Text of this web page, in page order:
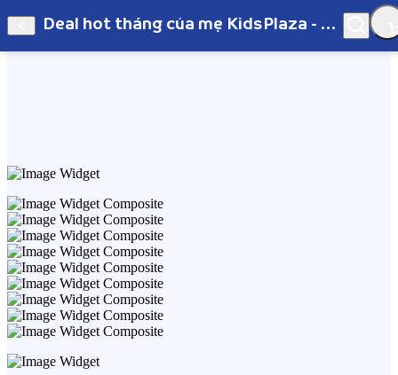
Deal hot tháng của mẹ KidsPlaza - App
Hà Nội
Deal hot tháng của mẹ KidsPlaza - App